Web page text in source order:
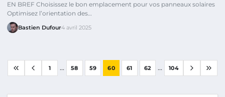
EN BREF Choisissez le bon emplacement pour vos panneaux solaires
Optimisez l’orientation des…
Bastien Dufour4 avril 2025
1 ... 58 59 60 61 62 ... 104